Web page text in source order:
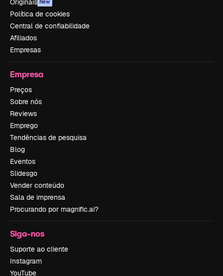
Originais New
Política de cookies
Central de confiabilidade
Afiliados
Empresas
Empresa
Preços
Sobre nós
Reviews
Emprego
Tendências de pesquisa
Blog
Eventos
Slidesgo
Vender conteúdo
Sala de imprensa
Procurando por magnific.ai?
Siga-nos
Suporte ao cliente
Instagram
YouTube